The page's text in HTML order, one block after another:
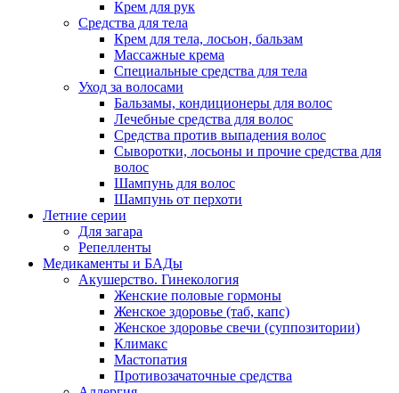
Крем для рук
Средства для тела
Крем для тела, лосьон, бальзам
Массажные крема
Специальные средства для тела
Уход за волосами
Бальзамы, кондиционеры для волос
Лечебные средства для волос
Средства против выпадения волос
Сыворотки, лосьоны и прочие средства для
волос
Шампунь для волос
Шампунь от перхоти
Летние серии
Для загара
Репелленты
Медикаменты и БАДы
Акушерство. Гинекология
Женские половые гормоны
Женское здоровье (таб, капс)
Женское здоровье свечи (суппозитории)
Климакс
Мастопатия
Противозачаточные средства